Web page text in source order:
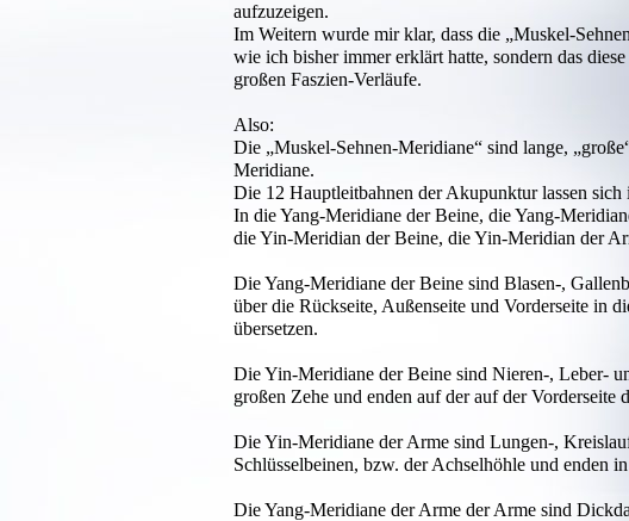
aufzuzeigen.
Im Weitern wurde mir klar, dass die „Muskel-
wie ich bisher immer erklärt hatte, sondern das
großen Faszien-Verläufe.
Also:
Die „Muskel-Sehnen-Meridiane“ sind lange,
Meridiane.
Die 12 Hauptleitbahnen der Akupunktur lassen
In die Yang-Meridiane der
die Yin-Meridian der Beine, die Yin-Meridian der
Die Yang-Meridiane der Beine sind Blasen-,
über die Rückseite, Außenseite und Vorderseite in
übersetzen.
Die Yin-Meridiane der Beine sind Nieren-, Leber-
großen Zehe und enden auf der auf der
Die Yin-Meridiane der Arme sind Lungen-,
Schlüsselbeinen, bzw. der Achselhöhle und enden
Die Yang-Meridiane der Arme der Arme sind